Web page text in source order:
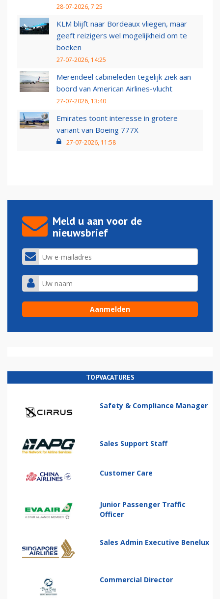
28-07-2026, 7:25
KLM blijft naar Bordeaux vliegen, maar
geeft reizigers wel mogelijkheid om te
boeken
27-07-2026, 14:25
Merendeel cabineleden tegelijk ziek aan
boord van American Airlines-vlucht
27-07-2026, 13:40
Emirates toont interesse in grotere
variant van Boeing 777X
27-07-2026, 11:58
Meld u aan voor de
nieuwsbrief
TOPVACATURES
Safety & Compliance Manager
Sales Support Staff
Customer Care
Junior Passenger Traffic
Officer
Sales Admin Executive Benelux
Commercial Director